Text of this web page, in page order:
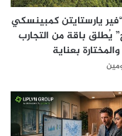
يارستايتن كمبينسكي
يُطلق باقة من التجارب
والمختارة بعناية